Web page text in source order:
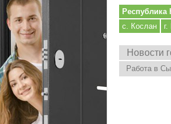
Республика
с. Кослан
Новости
Работа в